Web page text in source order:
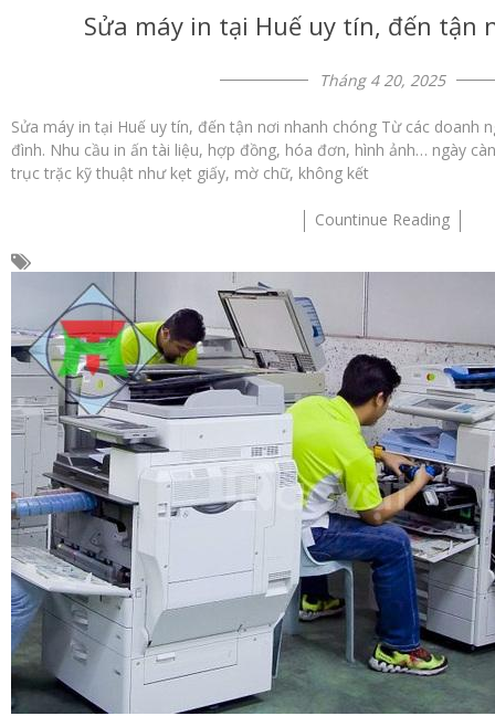
Sửa máy in tại Huế uy tín, đến tận
Tháng 4 20, 2025
Sửa máy in tại Huế uy tín, đến tận nơi nhanh chóng Từ các doanh
đình. Nhu cầu in ấn tài liệu, hợp đồng, hóa đơn, hình ảnh… ngày
trục trặc kỹ thuật như kẹt giấy, mờ chữ, không kết
Countinue Reading